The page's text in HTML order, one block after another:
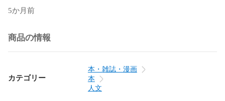
目次：
この旅について
日本縦断十字架行進
アメリカ横断十字架行進
書：アーサー・ホーランド
5か月前
商品の情報
カテゴリー
本・雑誌・漫画
本
人文